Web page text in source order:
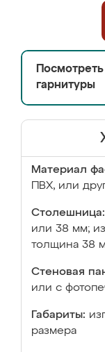
гарнитуры
Материал
ПВХ, или
Столешница:
или 38 мм;
толщина 38
Стеновая
или с
Габариты:
размера